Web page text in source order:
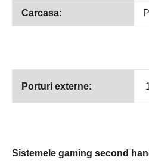
Carcasa:
Porturi externe:
Sistemele gaming second